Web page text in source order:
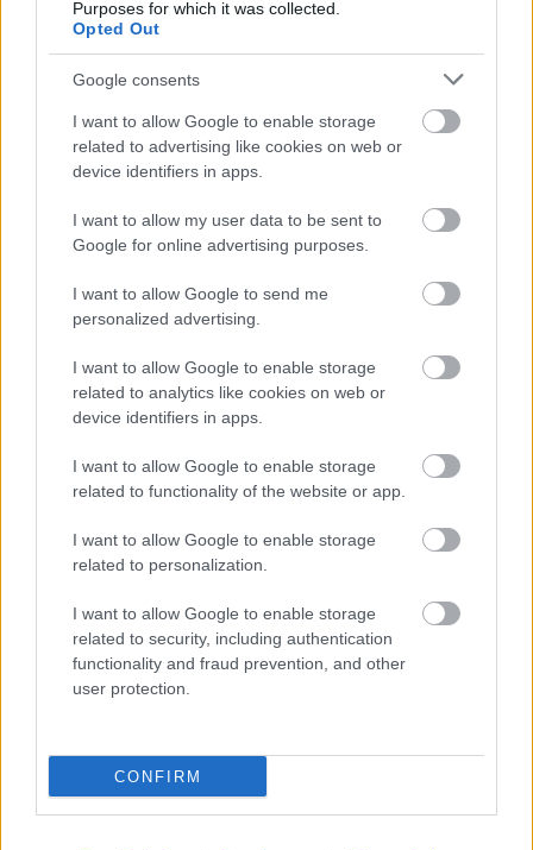
Purposes for which it was collected.
Opted Out
Google consents
I want to allow Google to enable storage
related to advertising like cookies on web or
device identifiers in apps.
I want to allow my user data to be sent to
Google for online advertising purposes.
I want to allow Google to send me
personalized advertising.
I want to allow Google to enable storage
related to analytics like cookies on web or
device identifiers in apps.
I want to allow Google to enable storage
related to functionality of the website or app.
I want to allow Google to enable storage
related to personalization.
I want to allow Google to enable storage
related to security, including authentication
functionality and fraud prevention, and other
user protection.
CONFIRM
2021. szeptember 30.
Ez is kerek jubileum: 5 éves Martin és a The Mission
sorrendben tizenegyedik The Mission lemez egyik
legszebb dala a komor ONLY YOU AND YOU ALONE,
amelynek a végén Martin angyali hangja is
Komor időjáráshoz komor dal
2020. szeptember 30.
időjáráshoz: ez a THE MISSION Only You And You
Alone című dala, amely a ma 4 éve megjelent
Another Fall From Grace lemezről származik. És igen,